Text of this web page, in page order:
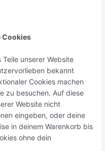
Cookies
Teile unserer Website
bekannt
Cookies machen
zu besuchen. Auf diese
Website nicht
eingeben, oder deine
in deinem Warenkorb bis
ohne dein